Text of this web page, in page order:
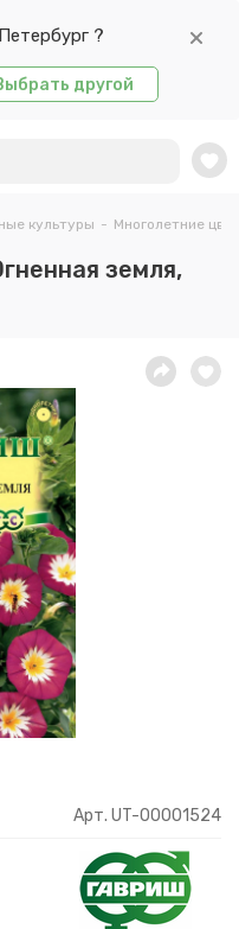
?
другой
культуры - Многолетние
земля,
Арт. UT-00001524